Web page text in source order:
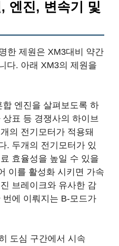
엔진, 변속기 및
한 제원은 XM3대비 약간
다. 아래 XM3의 제원을
엔진을 살펴보도록 하
표 등 경쟁사의 하이브
의 전기모터가 적용돼
. 두개의 전기모터가 있
효율성을 높일 수 있을
이를 활성화 시키면 가속
브레이크와 유사한 감
에 이뤄지는 B-모드가
도심 구간에서 시속